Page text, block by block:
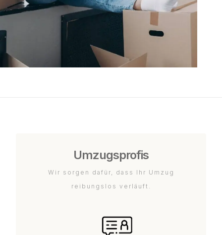
Umzugsprofis
Wir sorgen dafür, dass Ihr Umzug
reibungslos verläuft.